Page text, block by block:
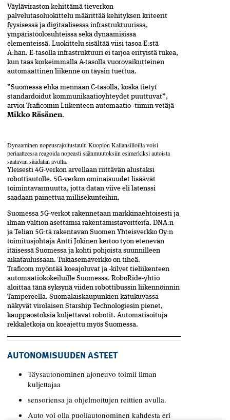
Väyläviraston kehittämä tieverkon
palvelutasoluokittelu­ määrittää kehityksen kriteerit
fyysisessä ja digitaalisessa ­infrastruktuurissa,
ympäristöolosuhteissa sekä dynaamisissa
elementeissä. Luokittelu sisältää viisi tasoa E:stä
A:han. E-tasolla infrastruktuuri ei tarjoa erityistä tukea,
kun taas korkeimmalla A-tasolla vuorovaikutteinen
automaattinen liikenne on täysin tuettua.
”Suomessa ehkä mennään C-tasolla, koska tietyt
standardoidut kommunikaatioyhteydet puuttuvat”,
arvioi Traficomin Liikenteen automaatio -tiimin vetäjä
Mikko Räsänen.
Dynaaminen nopeusrajoitustaulu Kuopion Kallansilloilla voisi
periaatteessa reagoida nopeasti säänmuutoksiin esimerkiksi autoista
saatavan säädatan avulla.
Yleisesti 4G-verkon arvellaan riittävän alustaksi
robottiautolle. 5G-verkon ominaisuudet lisäävät
toimintavarmuutta, jotta datan viive eli latenssi
saadaan painettua millisekunteihin.
Suomessa 5G-verkot rakennetaan markkinaehtoisesti ja
ilman valtion asettamia rakentamistavoitteita. DNA:n
ja Telian 5G:tä rakentavan Suomen Yhteisverkko Oy:n
toimitusjohtaja Antti Jokinen kertoo työn etenevän
itäisessä Suomessa ja kohti pohjoista suunnilleen
aikataulussaan. Tukiasemaverkko on tiheä.
Traficom myöntää koeajoluvat ja -kilvet tieliikenteen
automaatiokokeiluille Suomessa. RoboRide-yhtiö
aloittaa tänä syksynä viiden robottibussin liikennöinnin
Tampereella. Suomalaiskaupunkien katukuvassa
näkyvät virolaisen Starship Technologiesin pienet,
kauppaostoksia kuljettavat robotit. Automatisoituja
rekkaletkoja on koeajettu myös Suomessa.
AUTONOMISUUDEN ASTEET
Täysautonominen ajoneuvo toimii ilman
kuljettajaa
sensoriensa ja ohjelmoitujen reittien avulla.
Auto voi olla puoliautonominen kahdesta eri